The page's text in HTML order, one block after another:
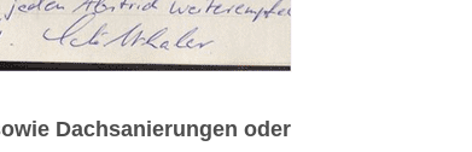
Dachsanierungen oder